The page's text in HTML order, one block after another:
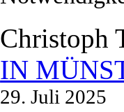
Christoph
IN
29. Juli 2025